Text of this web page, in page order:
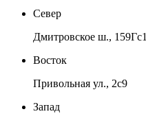
Север
Дмитровское ш., 159Гс1
Восток
Привольная ул., 2с9
Запад